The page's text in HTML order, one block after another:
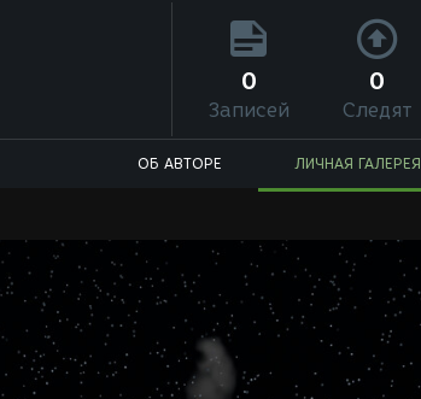
0
Записей
0
Следят
ОБ АВТОРЕ ЛИЧНАЯ ГАЛЕРЕЯ